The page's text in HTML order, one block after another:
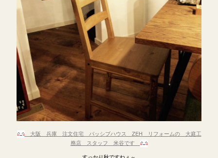
大阪 兵庫 注文住宅 パッシブハウス ZEH リフォームの 大庭工
務店 スタッフ 米谷です